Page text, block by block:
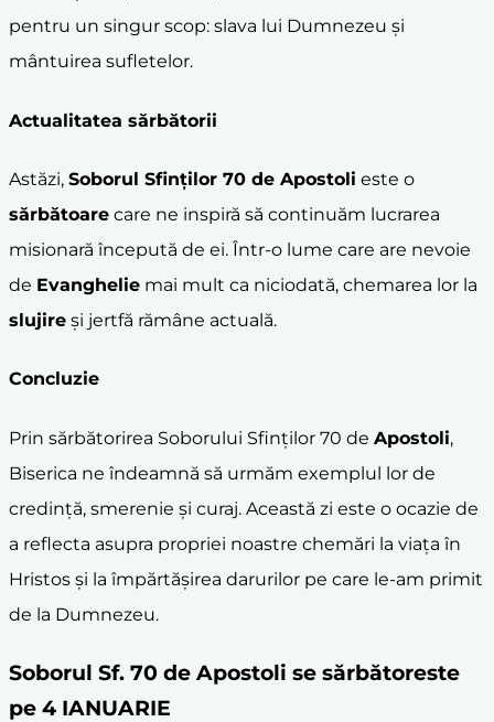
pentru un singur scop: slava lui Dumnezeu și
mântuirea sufletelor.
Actualitatea sărbătorii
Astăzi, Soborul Sfinților 70 de Apostoli este o
sărbătoare care ne inspiră să continuăm lucrarea
misionară începută de ei. Într-o lume care are nevoie
de Evanghelie mai mult ca niciodată, chemarea lor la
slujire și jertfă rămâne actuală.
Concluzie
Prin sărbătorirea Soborului Sfinților 70 de Apostoli,
Biserica ne îndeamnă să urmăm exemplul lor de
credință, smerenie și curaj. Această zi este o ocazie de
a reflecta asupra propriei noastre chemări la viața în
Hristos și la împărtășirea darurilor pe care le-am primit
de la Dumnezeu.
Soborul Sf. 70 de Apostoli se sărbătoreste
pe 4 IANUARIE